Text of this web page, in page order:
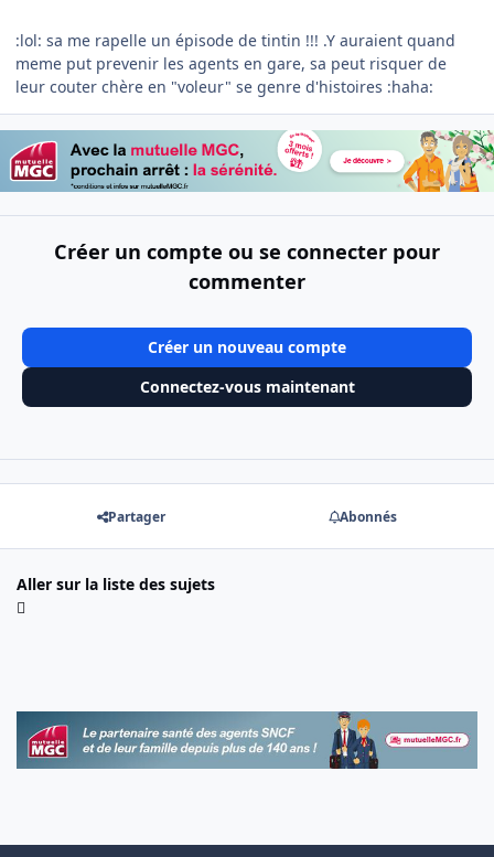
:lol: sa me rapelle un épisode de tintin !!! .Y auraient quand
meme put prevenir les agents en gare, sa peut risquer de
leur couter chère en "voleur" se genre d'histoires :haha:
Créer un compte ou se connecter pour
commenter
Créer un nouveau compte
Connectez-vous maintenant
Partager Abonnés
Aller sur la liste des sujets